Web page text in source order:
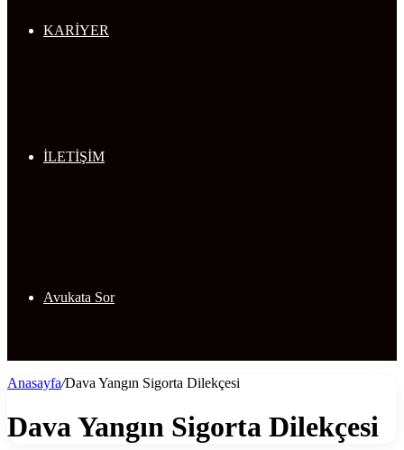
KARİYER
İLETİŞİM
Avukata Sor
Anasayfa/Dava Yangın Sigorta Dilekçesi
Dava Yangın Sigorta Dilekçesi